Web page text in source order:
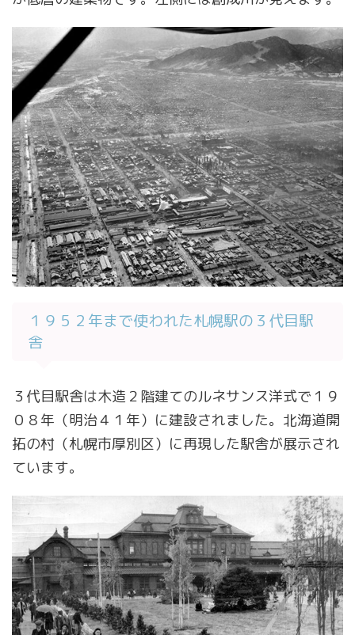
１９５２年まで使われた札幌駅の３代目駅
舎
３代目駅舎は木造２階建てのルネサンス洋式で１９
０８年（明治４１年）に建設されました。北海道開
拓の村（札幌市厚別区）に再現した駅舎が展示され
ています。